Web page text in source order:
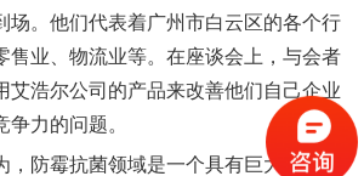
场。他们代表着广州市白云区的各个行
售业、物流业等。在座谈会上，与会者
艾浩尔公司的产品来改善他们自己企业
力的问题。
，防霉抗菌领域是一个具有巨大潜力的